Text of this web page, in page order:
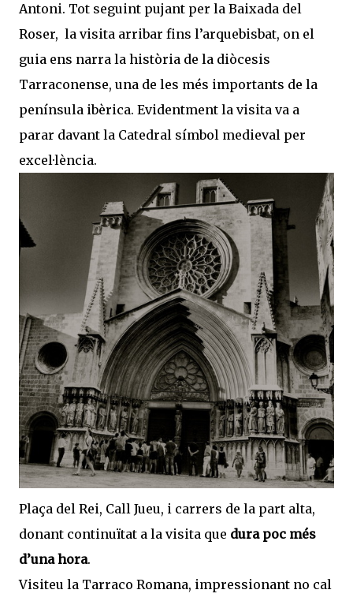
Antoni. Tot seguint pujant per la Baixada del
Roser, la visita arribar fins l’arquebisbat, on el
guia ens narra la història de la diòcesis
Tarraconense, una de les més importants de la
península ibèrica. Evidentment la visita va a
parar davant la Catedral símbol medieval per
excel·lència.
Plaça del Rei, Call Jueu, i carrers de la part alta,
donant continuïtat a la visita que dura poc més
d’una hora.
Visiteu la Tarraco Romana, impressionant no cal